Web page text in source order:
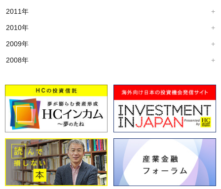
2011年
2010年
2009年
2008年